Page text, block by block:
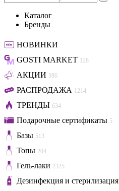
Каталог
Бренды
НОВИНКИ
GOSTI MARKET 128
АКЦИИ 386
РАСПРОДАЖА 1214
ТРЕНДЫ 634
Подарочные сертификаты 5
Базы 513
Топы 204
Гель-лаки 2325
Дезинфекция и стерилизация